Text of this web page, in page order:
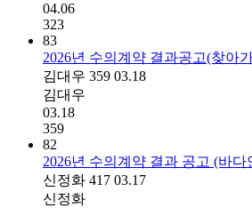
04.06
323
83
2026년 수의계약 결과공고(찾아
김대우 359 03.18
김대우
03.18
359
82
2026년 수의계약 결과 공고 (바
신정화 417 03.17
신정화